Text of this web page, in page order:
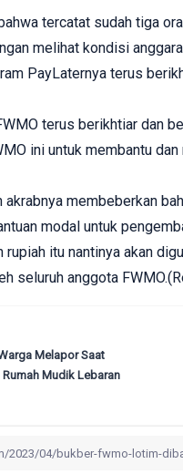
tercatat sudah tiga
melihat kondisi
PayLaternya terus
terus berikhtiar dan
ini untuk membantu
akrabnya membeberkan
modal untuk
rupiah itu nantinya akan
seluruh anggota
Melapor Saat
Mudik Lebaran